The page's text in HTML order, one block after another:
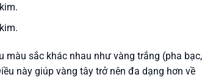
màu sắc khác nhau như vàng trắng (pha bạc,
này giúp vàng tây trở nên đa dạng hơn về